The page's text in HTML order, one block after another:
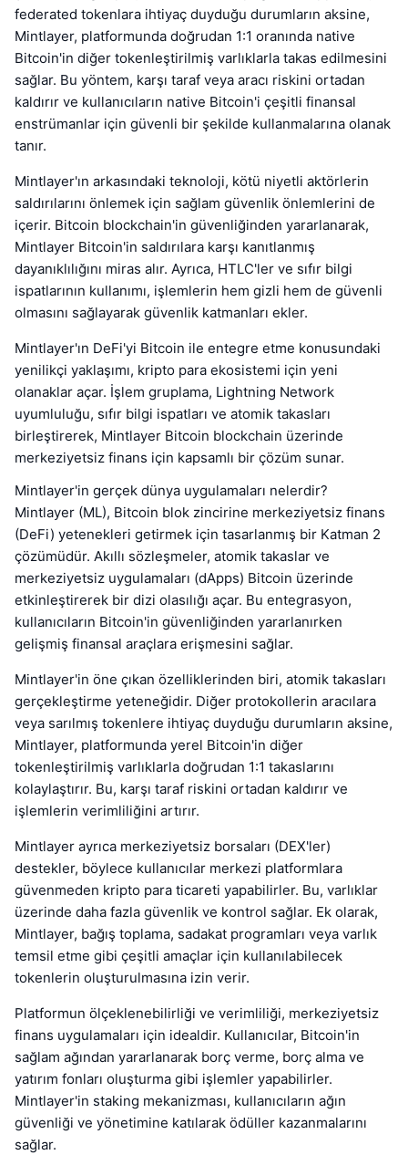
federated tokenlara ihtiyaç duyduğu durumların aksine,
Mintlayer, platformunda doğrudan 1:1 oranında native
Bitcoin'in diğer tokenleştirilmiş varlıklarla takas edilmesini
sağlar. Bu yöntem, karşı taraf veya aracı riskini ortadan
kaldırır ve kullanıcıların native Bitcoin'i çeşitli finansal
enstrümanlar için güvenli bir şekilde kullanmalarına olanak
tanır.
Mintlayer'ın arkasındaki teknoloji, kötü niyetli aktörlerin
saldırılarını önlemek için sağlam güvenlik önlemlerini de
içerir. Bitcoin blockchain'in güvenliğinden yararlanarak,
Mintlayer Bitcoin'in saldırılara karşı kanıtlanmış
dayanıklılığını miras alır. Ayrıca, HTLC'ler ve sıfır bilgi
ispatlarının kullanımı, işlemlerin hem gizli hem de güvenli
olmasını sağlayarak güvenlik katmanları ekler.
Mintlayer'ın DeFi'yi Bitcoin ile entegre etme konusundaki
yenilikçi yaklaşımı, kripto para ekosistemi için yeni
olanaklar açar. İşlem gruplama, Lightning Network
uyumluluğu, sıfır bilgi ispatları ve atomik takasları
birleştirerek, Mintlayer Bitcoin blockchain üzerinde
merkeziyetsiz finans için kapsamlı bir çözüm sunar.
Mintlayer'in gerçek dünya uygulamaları nelerdir?
Mintlayer (ML), Bitcoin blok zincirine merkeziyetsiz finans
(DeFi) yetenekleri getirmek için tasarlanmış bir Katman 2
çözümüdür. Akıllı sözleşmeler, atomik takaslar ve
merkeziyetsiz uygulamaları (dApps) Bitcoin üzerinde
etkinleştirerek bir dizi olasılığı açar. Bu entegrasyon,
kullanıcıların Bitcoin'in güvenliğinden yararlanırken
gelişmiş finansal araçlara erişmesini sağlar.
Mintlayer'in öne çıkan özelliklerinden biri, atomik takasları
gerçekleştirme yeteneğidir. Diğer protokollerin aracılara
veya sarılmış tokenlere ihtiyaç duyduğu durumların aksine,
Mintlayer, platformunda yerel Bitcoin'in diğer
tokenleştirilmiş varlıklarla doğrudan 1:1 takaslarını
kolaylaştırır. Bu, karşı taraf riskini ortadan kaldırır ve
işlemlerin verimliliğini artırır.
Mintlayer ayrıca merkeziyetsiz borsaları (DEX'ler)
destekler, böylece kullanıcılar merkezi platformlara
güvenmeden kripto para ticareti yapabilirler. Bu, varlıklar
üzerinde daha fazla güvenlik ve kontrol sağlar. Ek olarak,
Mintlayer, bağış toplama, sadakat programları veya varlık
temsil etme gibi çeşitli amaçlar için kullanılabilecek
tokenlerin oluşturulmasına izin verir.
Platformun ölçeklenebilirliği ve verimliliği, merkeziyetsiz
finans uygulamaları için idealdir. Kullanıcılar, Bitcoin'in
sağlam ağından yararlanarak borç verme, borç alma ve
yatırım fonları oluşturma gibi işlemler yapabilirler.
Mintlayer'in staking mekanizması, kullanıcıların ağın
güvenliği ve yönetimine katılarak ödüller kazanmalarını
sağlar.